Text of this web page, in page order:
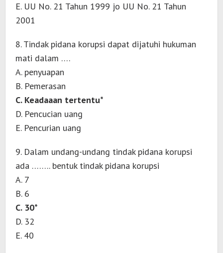
E. UU No. 21 Tahun 1999 jo UU No. 21 Tahun
2001
8. Tindak pidana korupsi dapat dijatuhi hukuman
mati dalam ….
A. penyuapan
B. Pemerasan
C. Keadaaan tertentu*
D. Pencucian uang
E. Pencurian uang
9. Dalam undang-undang tindak pidana korupsi
ada …….. bentuk tindak pidana korupsi
A. 7
B. 6
C. 30*
D. 32
E. 40